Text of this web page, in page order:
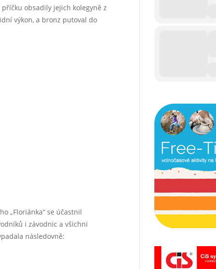
obsadily jejich kolegyně z
výkon, a bronz putoval do
„Floriánka“ se účastnil
i závodnic a všichni
následovně: